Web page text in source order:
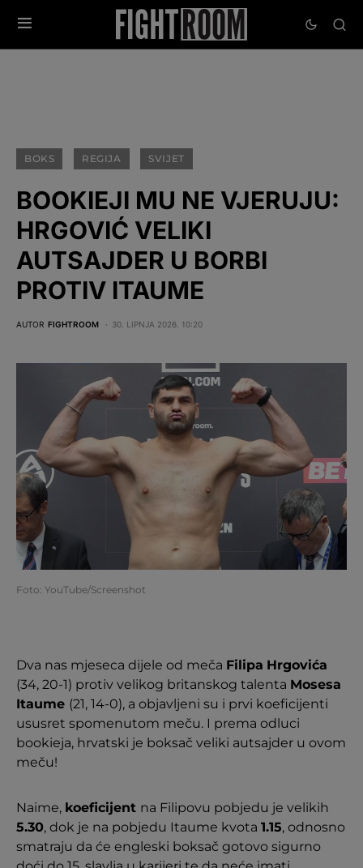
BOKS REGIJA SVIJET
BOOKIEJI MU NE VJERUJU:
HRGOVIĆ VELIKI
AUTSAJDER U BORBI
PROTIV ITAUME
AUTOR FIGHTROOM 30. LIPNJA 2026. 10:20
Foto: YouTube/Screenshot
Dva nas mjeseca dijele od meča Filipa Hrgovića
(34, 20-1) protiv velikog britanskog talenta Mosesa
Itaume (21, 14-0), a objavljeni su i prvi koeficijenti
ususret spomenutom meču. I prema odluci
bookieja, hrvatski je boksač veliki autsajder u ovom
meču!
Naime, koeficijent na Filipovu pobjedu je velikih
5.30, dok je na pobjedu Itaume kvota 1.15, odnosno
smatraju da će engleski boksač gotovo sigurno